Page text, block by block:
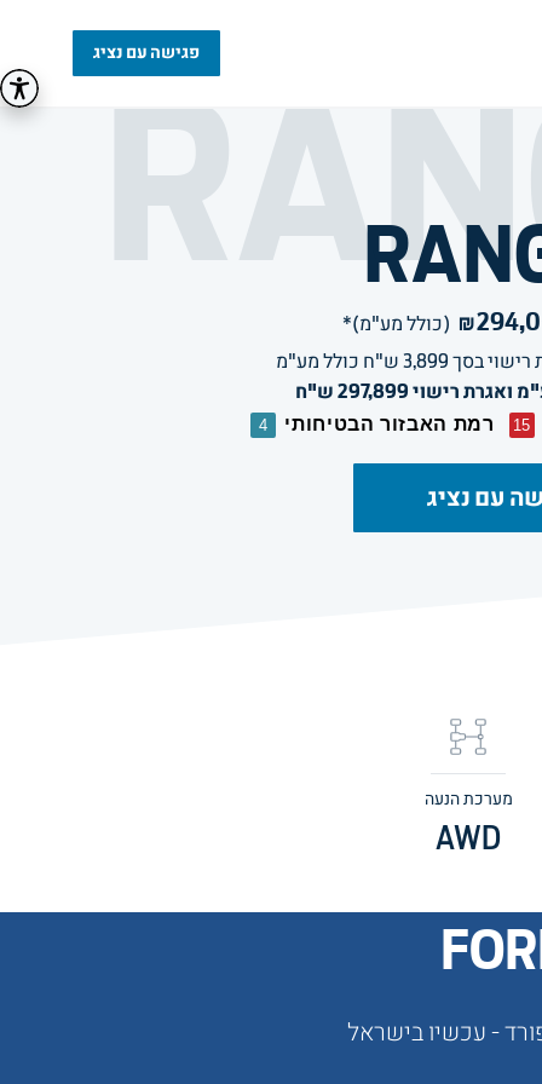
פגישה עם נציג
₪ (כולל מע"מ)*
רישוי בסך 3,899 ש"ח כולל מע"מ
רישוי 297,899 ש"ח
15 רמת האבזור הבטיחותי 4
עם נציג
מערכת הנעה
AWD
- עכשיו בישראל